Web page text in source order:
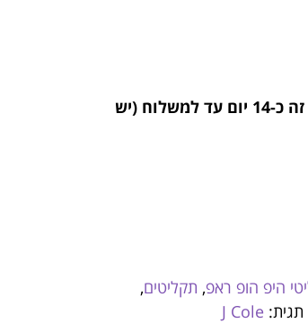
כ-14 יום עד למשלוח (יש
היפ הופ ראפ, תקליטים,
תגית: J Cole